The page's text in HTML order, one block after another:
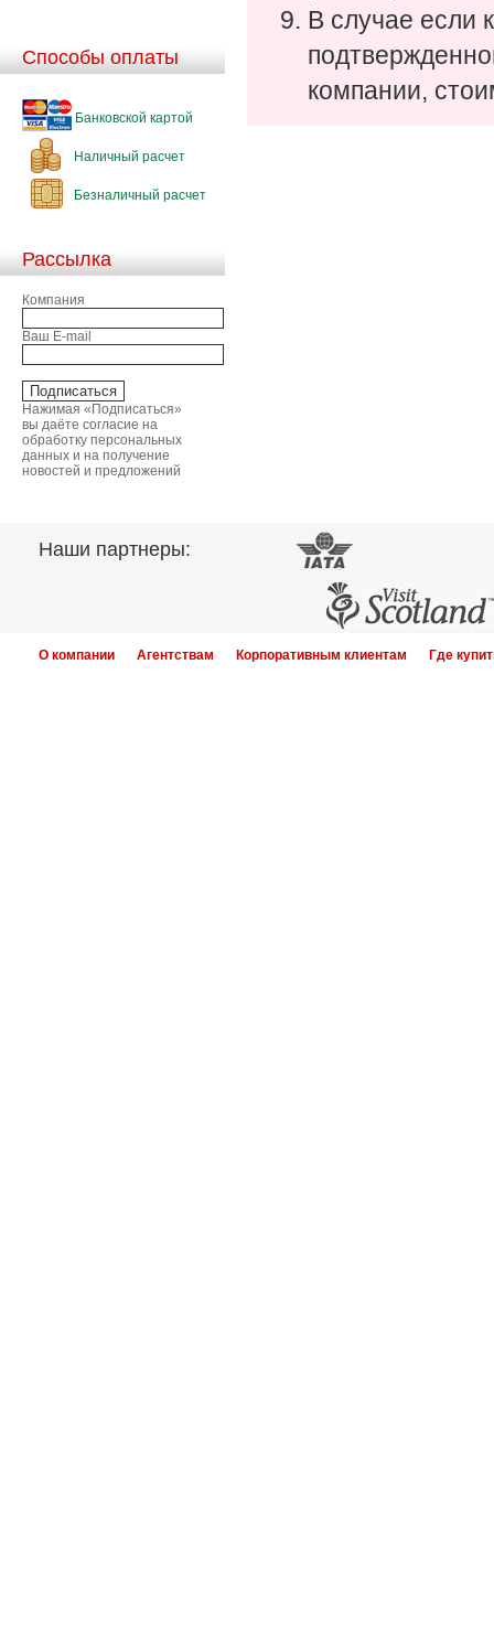
Способы оплаты
Банковской картой
Наличный расчет
Безналичный расчет
Рассылка
Компания
Ваш E-mail
Нажимая «Подписаться»
вы даёте согласие на
обработку персональных
данных и на получение
новостей и предложений
В случае если
компании,
Наши партнеры:
О компании Агентствам Корпоративным клиентам Где